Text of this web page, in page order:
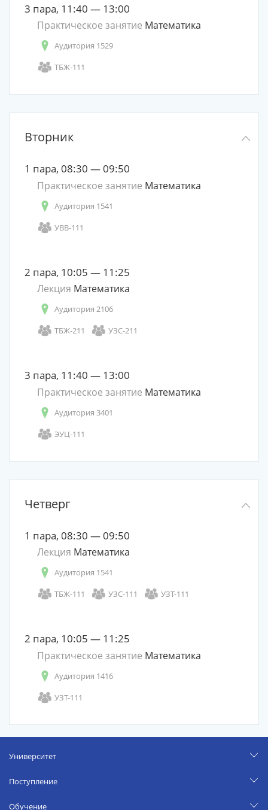
3 пара, 11:40 — 13:00
Практическое занятие Математика
Аудитория 1529
ТБЖ-111
Вторник
1 пара, 08:30 — 09:50
Практическое занятие Математика
Аудитория 1541
УВВ-111
2 пара, 10:05 — 11:25
Лекция Математика
Аудитория 2106
ТБЖ-211
УЗС-211
3 пара, 11:40 — 13:00
Практическое занятие Математика
Аудитория 3401
ЭУЦ-111
Четверг
1 пара, 08:30 — 09:50
Лекция Математика
Аудитория 1541
ТБЖ-111
УЗС-111 УЗТ-111
2 пара, 10:05 — 11:25
Практическое занятие Математика
Аудитория 1416
УЗТ-111
Университет
Поступление
Обучение